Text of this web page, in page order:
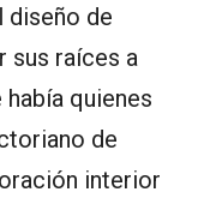
diseño de
sus raíces a
quienes
de
interior